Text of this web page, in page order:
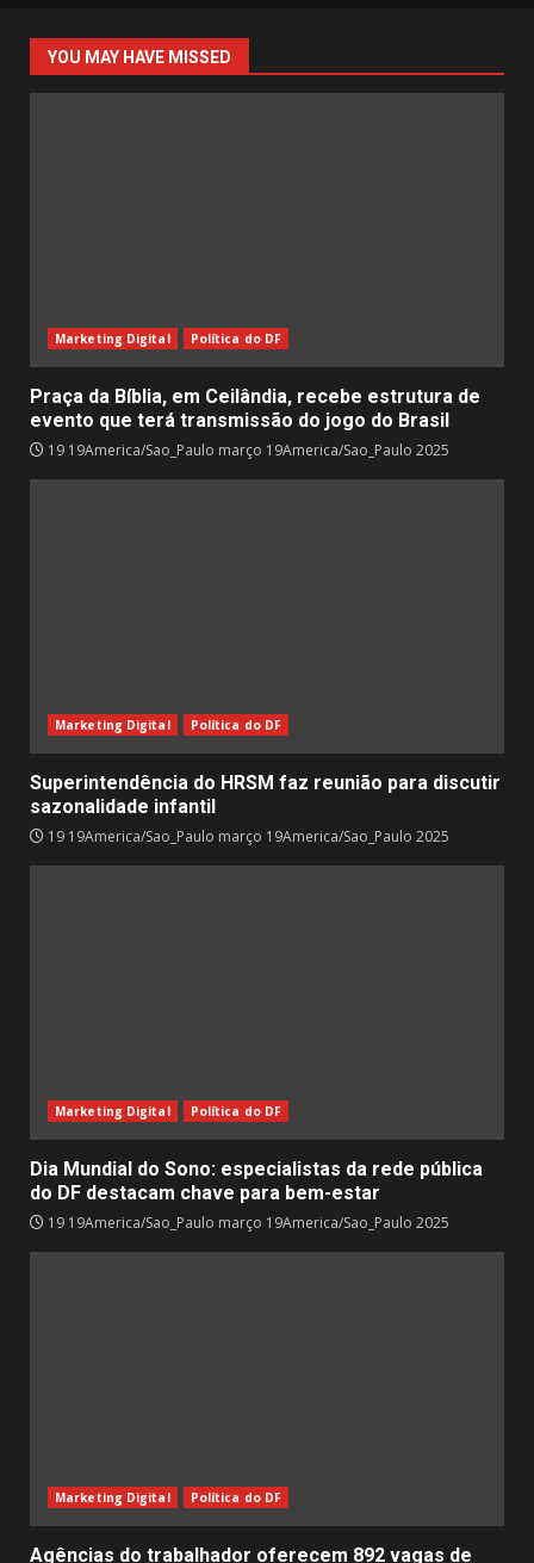
YOU MAY HAVE MISSED
Marketing Digital Política do DF
Praça da Bíblia, em Ceilândia, recebe estrutura de
evento que terá transmissão do jogo do Brasil
19 19America/Sao_Paulo março 19America/Sao_Paulo 2025
Marketing Digital Política do DF
Superintendência do HRSM faz reunião para discutir
sazonalidade infantil
19 19America/Sao_Paulo março 19America/Sao_Paulo 2025
Marketing Digital Política do DF
Dia Mundial do Sono: especialistas da rede pública
do DF destacam chave para bem-estar
19 19America/Sao_Paulo março 19America/Sao_Paulo 2025
Marketing Digital Política do DF
Agências do trabalhador oferecem 892 vagas de